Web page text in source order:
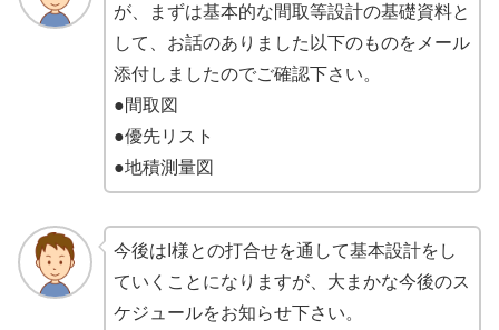
が、まずは基本的な間取等設計の基礎資料と
して、お話のありました以下のものをメール
添付しましたのでご確認下さい。
●間取図
●優先リスト
●地積測量図
今後はI様との打合せを通して基本設計をし
ていくことになりますが、大まかな今後のス
ケジュールをお知らせ下さい。